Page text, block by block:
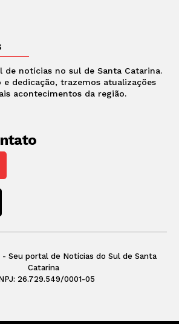
de notícias no sul de Santa Catarina.
e dedicação, trazemos atualizações
acontecimentos da região.
Seu portal de Notícias do Sul de Santa
Catarina
26.729.549/0001-05